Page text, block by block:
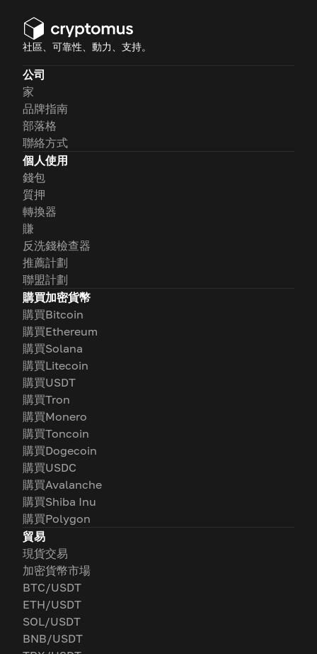
社區、可靠性、動力、支持。
公司
家
品牌指南
部落格
聯絡方式
個人使用
錢包
質押
轉換器
賺
反洗錢檢查器
推薦計劃
聯盟計劃
購買加密貨幣
購買Bitcoin
購買Ethereum
購買Solana
購買Litecoin
購買USDT
購買Tron
購買Monero
購買Toncoin
購買Dogecoin
購買USDC
購買Avalanche
購買Shiba Inu
購買Polygon
貿易
現貨交易
加密貨幣市場
BTC/USDT
ETH/USDT
SOL/USDT
BNB/USDT